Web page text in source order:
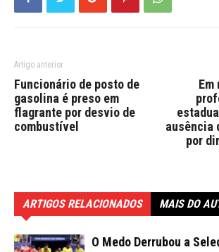
Artigo anterior
Funcionário de posto de
gasolina é preso em
flagrante por desvio de
combustível
Em
ausência
por
ARTIGOS RELACIONADOS MAIS DO
O Medo Derrubou a